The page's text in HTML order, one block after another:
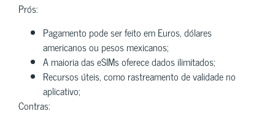
Prós:
Pagamento pode ser feito em Euros, dólares
americanos ou pesos mexicanos;
A maioria das eSIMs oferece dados ilimitados;
Recursos úteis, como rastreamento de validade no
aplicativo;
Contras: